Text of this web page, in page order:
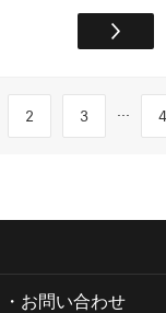
2 3 ... 4
お問い合わせ